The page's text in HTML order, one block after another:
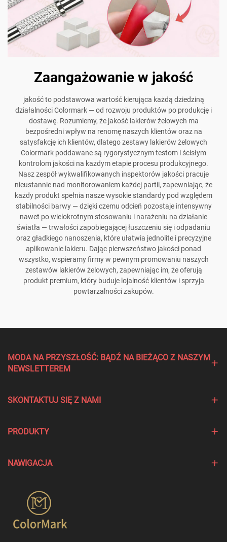
Zaangażowanie w jakość
jakość to podstawowa wartość kierująca każdą dziedziną
działalności Colormark — od rozwoju produktów po produkcję i
dostawę. Rozumiemy, że jakość lakierów żelowych ma
bezpośredni wpływ na renomę naszych klientów oraz na
satysfakcję ich klientów, dlatego zestawy lakierów żelowych
Colormark poddawane są rygorystycznym testom i ścisłym
kontrolom jakości na każdym etapie procesu produkcyjnego.
Nasz zespół wykwalifikowanych inspektorów jakości pracuje
nieustannie nad monitorowaniem każdej partii, zapewniając, że
każdy produkt spełnia nasze wysokie standardy pod względem
stabilności barwy — dzięki czemu odcień pozostaje intensywny
nawet po wielokrotnym stosowaniu i narażeniu na działanie
światła — trwałości zapobiegającej łuszczeniu się i odpadaniu
oraz gładkiego nanoszenia, które ułatwia jednolite i precyzyjne
aplikowanie lakieru. Dając pierwszeństwo jakości ponad
wszystko, wspieramy firmy w pewnym promowaniu naszych
zestawów lakierów żelowych, zapewniając im, że oferują
produkt premium, który buduje lojalność klientów i sprzyja
powtarzalności zakupów.
MODA NA PRZYSZŁOŚĆ: BĄDŹ NA BIEŻĄCO Z NASZYM
NEWSLETTEREM
SKONTAKTUJ SIĘ Z NAMI
PRODUKTY
NAWIGACJA